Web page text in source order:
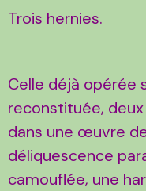
Trois hernies.
Celle déjà opérée
reconstituée,
dans une œuvre
déliquescence
camouflée, une